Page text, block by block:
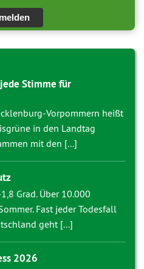
Stimme für
Vorpommern heißt
in den Landtag
mit den [...]
Grad. Über 10.000
Fast jeder Todesfall
geht [...]
2026